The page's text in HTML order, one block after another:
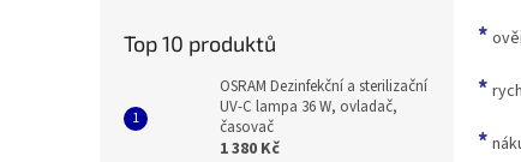
Top 10 produktů
OSRAM Dezinfekční a sterilizační
UV-C lampa 36 W, ovladač,
časovač
1 380 Kč
*
*
*